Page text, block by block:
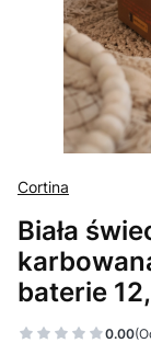
Cortina
Biała
baterie
0.00